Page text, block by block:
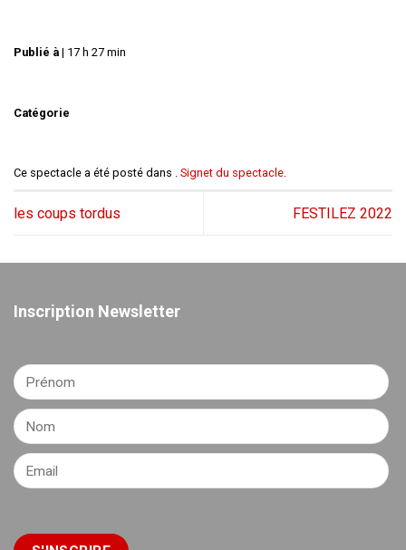
Publié à | 17 h 27 min
Catégorie
Ce spectacle a été posté dans . Signet du spectacle.
les coups tordus FESTILEZ 2022
Inscription Newsletter